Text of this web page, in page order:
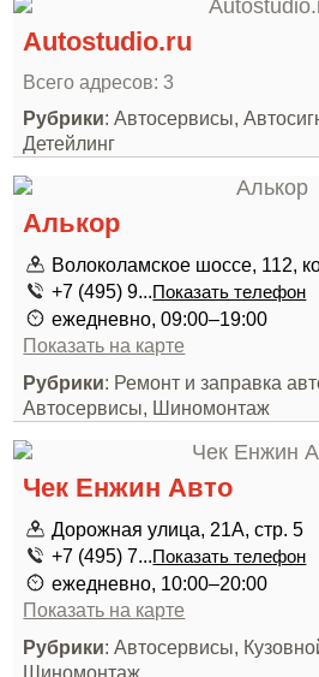
Autostudio.ru
Всего адресов: 3
Рубрики: Автосервисы,
Детейлинг
Алькор
Волоколамское шоссе, 112,
+7 (495) 9...Показать телефон
ежедневно, 09:00–19:00
Показать на карте
Рубрики: Ремонт и заправка
Автосервисы, Шиномонтаж
Чек Енжин Авто
Дорожная улица, 21А, стр. 5
+7 (495) 7...Показать телефон
ежедневно, 10:00–20:00
Показать на карте
Рубрики: Автосервисы,
Шиномонтаж